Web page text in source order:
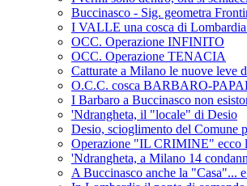
Buccinasco - Sig. geometra
I VALLE una cosca di
OCC. Operazione INFINITO
OCC. Operazione TENACIA
Catturate a Milano le nuove leve
O.C.C. cosca BARBARO-
I Barbaro a Buccinasco non
'Ndrangheta, il "locale" di Desio
Desio, scioglimento del Comune
Operazione "IL CRIMINE" ecco
'Ndrangheta, a Milano 14
A Buccinasco anche la "Casa"...